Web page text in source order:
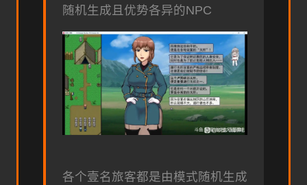
随机生成且优势各异的NPC
各个壹名旅客都是由模式随机生成